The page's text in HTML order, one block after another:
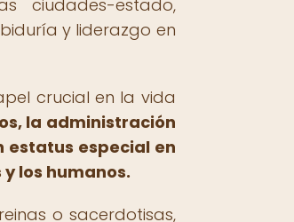
ciudades-estado,
y liderazgo en
crucial en la vida
la administración
estatus especial en
los humanos.
o sacerdotisas,